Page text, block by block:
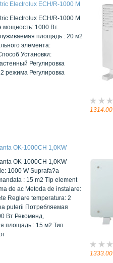
Electrolux ECH/R-1000 M
Electrolux ECH/R-1000 M
мощность: 1000 Вт.
площадь : 20 м2
элемента:
Установки:
Регулировка
режима Регулировка
1314.00
OK-1000СН 1,0KW
OK-1000СН 1,0KW
1000 W Suprafa?a
: 15 m2 Tip element
de ac Metoda de instalare:
Reglare temperatura: 2
puterii Потребляемая
Вт Рекоменд,
площадь : 15 м2 Тип
1333.00